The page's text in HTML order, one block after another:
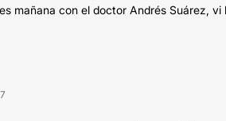
mañana con el doctor Andrés Suárez,